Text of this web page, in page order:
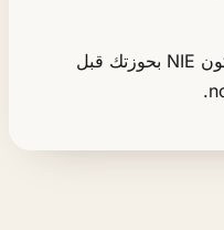
يجب أن يكون NIE بحوزتك قبل